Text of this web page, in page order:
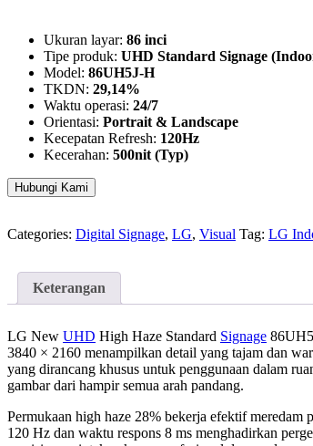
Ukuran layar: 86 inci
Tipe produk: UHD Standard Signage
Model: 86UH5J-H
TKDN: 29,14%
Waktu operasi: 24/7
Orientasi: Portrait & Landscape
Kecepatan Refresh: 120Hz
Kecerahan: 500nit (Typ)
Hubungi Kami
Categories: Digital Signage, LG, Visual Tag: LG
Keterangan
LG New UHD High Haze Standard Signage
3840 × 2160 menampilkan detail yang tajam dan
yang dirancang khusus untuk penggunaan dalam
gambar dari hampir semua arah pandang.
Permukaan high haze 28% bekerja efektif meredam
120 Hz dan waktu respons 8 ms menghadirkan